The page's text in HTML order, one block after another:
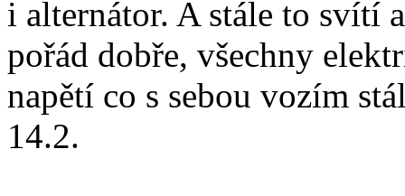
i alternátor. A stále to svítí
pořád dobře, všechny
napětí co s sebou vozím
14.2.